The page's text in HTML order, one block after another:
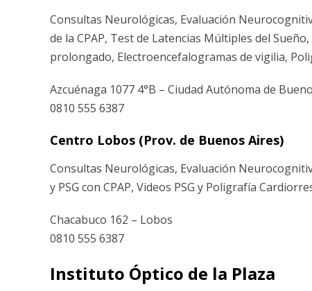
Consultas Neurológicas, Evaluación
de la CPAP, Test de Latencias Múltiples del
prolongado, Electroencefalogramas de vigilia,
Azcuénaga 1077 4°B – Ciudad Autónoma de
0810 555 6387
Centro Lobos (Prov. de Buenos Aires)
Consultas Neurológicas, Evaluación
y PSG con CPAP, Videos PSG y Poligrafía
Chacabuco 162 – Lobos
0810 555 6387
Instituto Óptico de la Plaza